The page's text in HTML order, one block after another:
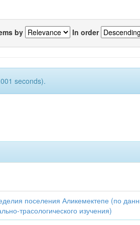
by In order
seconds).
поселения Аликемектепе (по
трасологического изучения)